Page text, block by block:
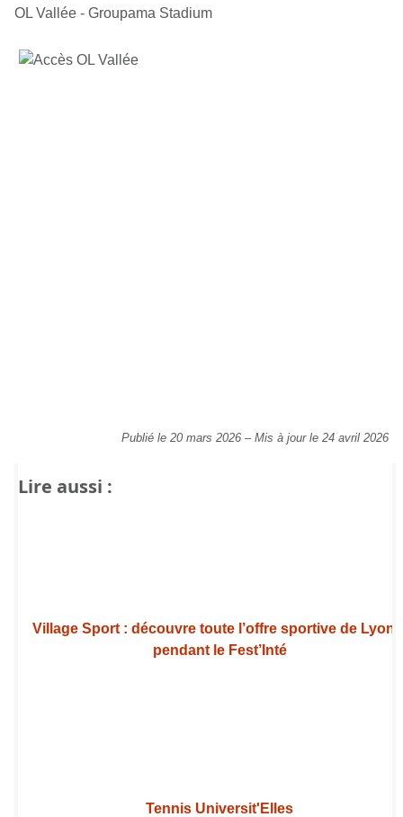
OL Vallée - Groupama Stadium
Publié le 20 mars 2026 – Mis à jour le 24 avril 2026
Lire aussi :
Village Sport : découvre toute l’offre sportive de Lyon
pendant le Fest’Inté
Tennis Universit'Elles